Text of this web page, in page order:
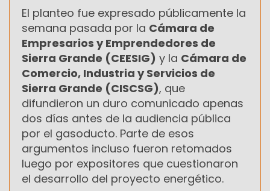
El planteo fue expresado públicamente la
semana pasada por la Cámara de
Empresarios y Emprendedores de
Sierra Grande (CEESIG) y la Cámara de
Comercio, Industria y Servicios de
Sierra Grande (CISCSG), que
difundieron un duro comunicado apenas
dos días antes de la audiencia pública
por el gasoducto. Parte de esos
argumentos incluso fueron retomados
luego por expositores que cuestionaron
el desarrollo del proyecto energético.